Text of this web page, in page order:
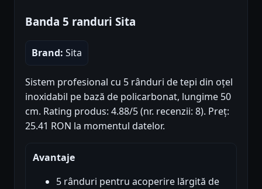
Banda 5 randuri Sita
Brand: Sita
Sistem profesional cu 5 rânduri de tepi din oțel
inoxidabil pe bază de policarbonat, lungime 50
cm. Rating produs: 4.88/5 (nr. recenzii: 8). Preț:
25.41 RON la momentul datelor.
Avantaje
5 rânduri pentru acoperire lărgită de